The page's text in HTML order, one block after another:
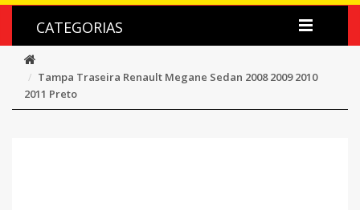
CATEGORIAS
Tampa Traseira Renault Megane Sedan 2008 2009 2010
2011 Preto